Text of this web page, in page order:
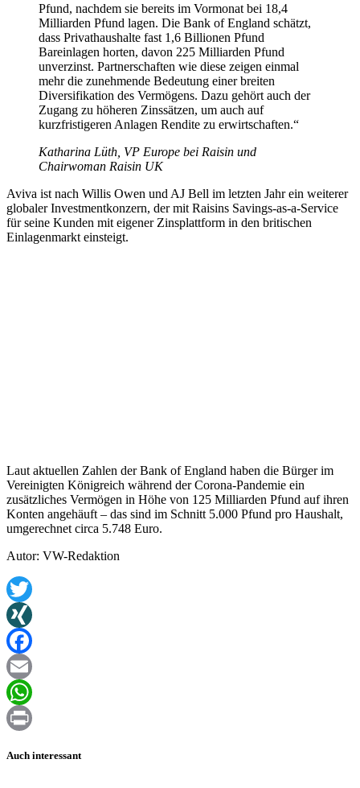
Pfund, nachdem sie bereits im Vormonat bei 18,4
Milliarden Pfund lagen. Die Bank of England schätzt,
dass Privathaushalte fast 1,6 Billionen Pfund
Bareinlagen horten, davon 225 Milliarden Pfund
unverzinst. Partnerschaften wie diese zeigen einmal
mehr die zunehmende Bedeutung einer breiten
Diversifikation des Vermögens. Dazu gehört auch der
Zugang zu höheren Zinssätzen, um auch auf
kurzfristigeren Anlagen Rendite zu erwirtschaften.“
Katharina Lüth, VP Europe bei Raisin und
Chairwoman Raisin UK
Aviva ist nach Willis Owen und AJ Bell im letzten Jahr ein weiterer
globaler Investmentkonzern, der mit Raisins Savings-as-a-Service
für seine Kunden mit eigener Zinsplattform in den britischen
Einlagenmarkt einsteigt.
Laut aktuellen Zahlen der Bank of England haben die Bürger im
Vereinigten Königreich während der Corona-Pandemie ein
zusätzliches Vermögen in Höhe von 125 Milliarden Pfund auf ihren
Konten angehäuft – das sind im Schnitt 5.000 Pfund pro Haushalt,
umgerechnet circa 5.748 Euro.
Autor: VW-Redaktion
Twitter
XING
Facebook
Email
WhatsApp
Auch interessant